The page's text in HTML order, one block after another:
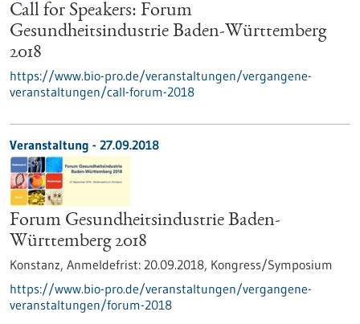
Call for Speakers: Forum
Gesundheitsindustrie Baden-Württemberg
2018
https://www.bio-pro.de/veranstaltungen/vergangene-
veranstaltungen/call-forum-2018
Veranstaltung - 27.09.2018
Forum Gesundheitsindustrie Baden-
Württemberg 2018
Konstanz, Anmeldefrist: 20.09.2018, Kongress/Symposium
https://www.bio-pro.de/veranstaltungen/vergangene-
veranstaltungen/forum-2018